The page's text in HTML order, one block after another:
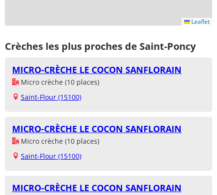
Leaflet
Crèches les plus proches de Saint-Poncy
MICRO-CRÈCHE LE COCON SANFLORAIN
Micro crèche (10 places)
Saint-Flour (15100)
MICRO-CRÈCHE LE COCON SANFLORAIN
Micro crèche (10 places)
Saint-Flour (15100)
MICRO-CRÈCHE LE COCON SANFLORAIN